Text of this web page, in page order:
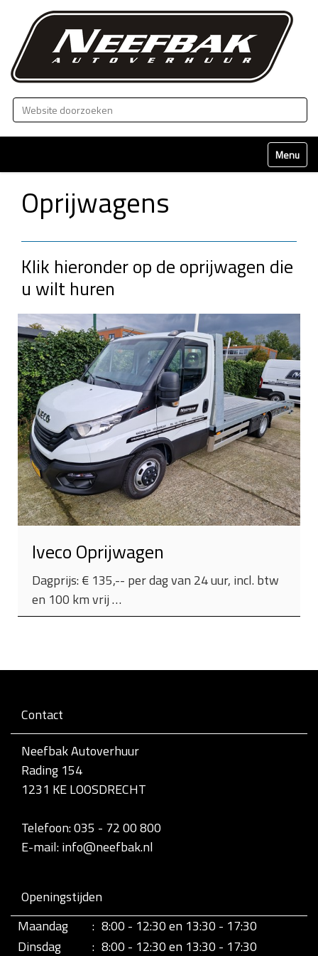
Zoek
Klap
Oprijwagens
Klik hieronder op de oprijwagen die
u wilt huren
Iveco Oprijwagen
Dagprijs: € 135,-- per dag van 24 uur, incl. btw
en 100 km vrij …
Contact
Neefbak Autoverhuur
Rading 154
1231 KE LOOSDRECHT
Telefoon: 035 - 72 00 800
E-mail: info@neefbak.nl
Openingstijden
Maandag
: 8:00 - 12:30 en 13:30 - 17:30
Dinsdag
: 8:00 - 12:30 en 13:30 - 17:30